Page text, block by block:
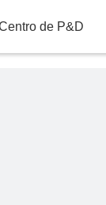
de P&D
de P&D